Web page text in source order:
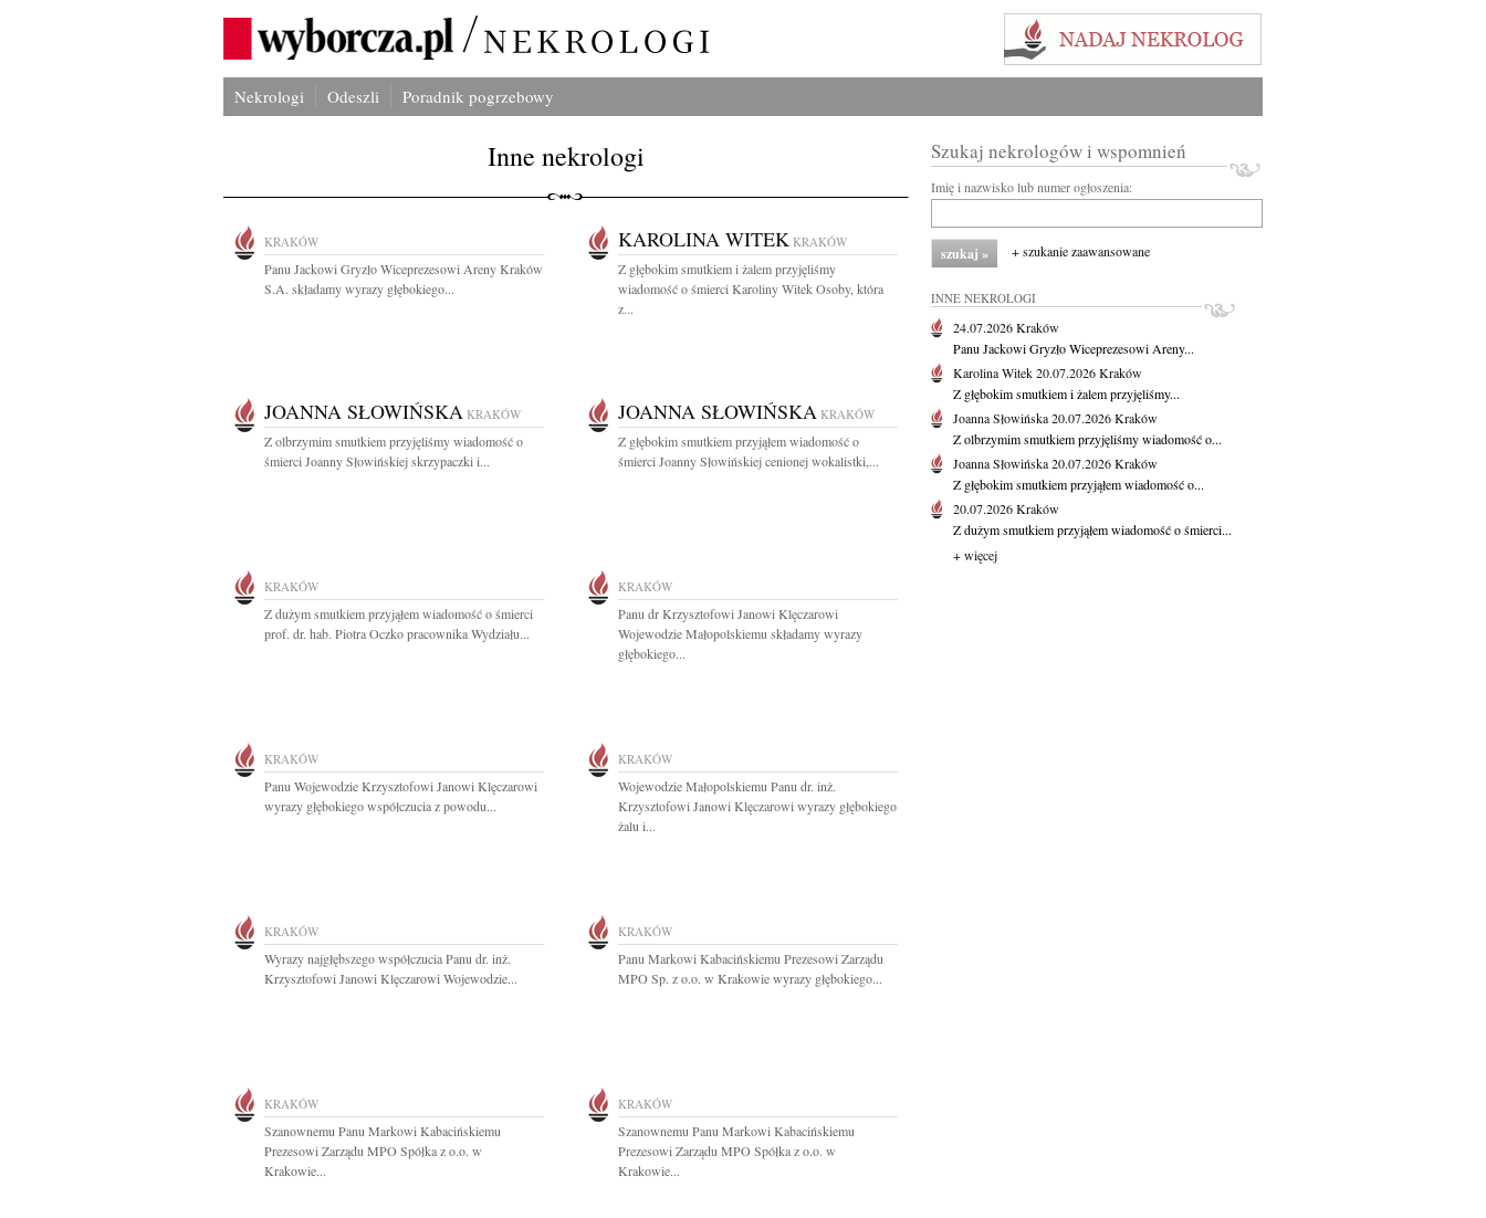
Nekrologi Odeszli Poradnik pogrzebowy
Inne nekrologi
KRAKÓW
Panu Jackowi Gryzło Wiceprezesowi Areny Kraków
S.A. składamy wyrazy głębokiego...
KAROLINA WITEK KRAKÓW
Z głębokim smutkiem i żalem przyjęliśmy
wiadomość o śmierci Karoliny Witek Osoby, która
z...
JOANNA SŁOWIŃSKA KRAKÓW
Z olbrzymim smutkiem przyjęliśmy wiadomość o
śmierci Joanny Słowińskiej skrzypaczki i...
JOANNA SŁOWIŃSKA KRAKÓW
Z głębokim smutkiem przyjąłem wiadomość o
śmierci Joanny Słowińskiej cenionej wokalistki,...
KRAKÓW
Z dużym smutkiem przyjąłem wiadomość o śmierci
prof. dr. hab. Piotra Oczko pracownika Wydziału...
KRAKÓW
Panu dr Krzysztofowi Janowi Klęczarowi
Wojewodzie Małopolskiemu składamy wyrazy
głębokiego...
KRAKÓW
Panu Wojewodzie Krzysztofowi Janowi Klęczarowi
wyrazy głębokiego współczucia z powodu...
KRAKÓW
Wojewodzie Małopolskiemu Panu dr. inż.
Krzysztofowi Janowi Klęczarowi wyrazy głębokiego
żalu i...
KRAKÓW
Wyrazy najgłębszego współczucia Panu dr. inż.
Krzysztofowi Janowi Klęczarowi Wojewodzie...
KRAKÓW
Panu Markowi Kabacińskiemu Prezesowi Zarządu
MPO Sp. z o.o. w Krakowie wyrazy głębokiego...
KRAKÓW
Szanownemu Panu Markowi Kabacińskiemu
Prezesowi Zarządu MPO Spółka z o.o. w
Krakowie...
KRAKÓW
Szanownemu Panu Markowi Kabacińskiemu
Prezesowi Zarządu MPO Spółka z o.o. w
Krakowie...
Szukaj nekrologów i wspomnień
Imię i nazwisko lub numer ogłoszenia:
+ szukanie zaawansowane
INNE NEKROLOGI
24.07.2026Kraków
Panu Jackowi Gryzło Wiceprezesowi Areny...
Karolina Witek20.07.2026Kraków
Z głębokim smutkiem i żalem przyjęliśmy...
Joanna Słowińska20.07.2026Kraków
Z olbrzymim smutkiem przyjęliśmy wiadomość o...
Joanna Słowińska20.07.2026Kraków
Z głębokim smutkiem przyjąłem wiadomość o...
20.07.2026Kraków
Z dużym smutkiem przyjąłem wiadomość o śmierci...
+ więcej